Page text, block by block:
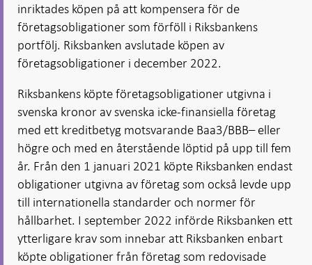
inriktades köpen på att kompensera för de
företagsobligationer som förföll i Riksbankens
portfölj. Riksbanken avslutade köpen av
företagsobligationer i december 2022.
Riksbankens köpte företagsobliga­tioner utgivna i
svenska kronor av svenska icke-finansiella företag
med ett kreditbetyg motsvarande Baa3/BBB– eller
högre och med en återstående löptid på upp till fem
år. Från den 1 januari 2021 köpte Riksbanken endast
obligationer utgivna av företag som också levde upp
till internationella standarder och normer för
hållbarhet. I september 2022 införde Riksbanken ett
ytterligare krav som innebar att Riksbanken enbart
köpte obligationer från företag som redovisade